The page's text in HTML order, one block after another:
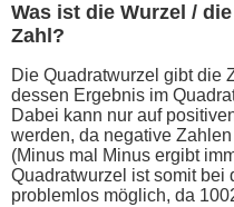
Was ist die Wurzel /
Zahl?
Die Quadratwurzel gibt die
dessen Ergebnis im
Dabei kann nur auf
werden, da negative
(Minus mal Minus ergibt
Quadratwurzel ist somit bei
problemlos möglich, da